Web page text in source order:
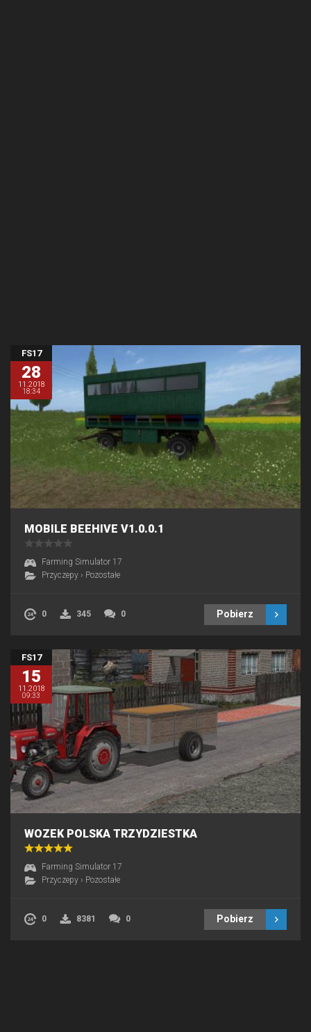
FS17
28
11.2018
18:34
MOBILE BEEHIVE V1.0.0.1
Farming Simulator 17
Przyczepy › Pozostałe
0 345 0 Pobierz
FS17
15
11.2018
09:33
WOZEK POLSKA TRZYDZIESTKA
Farming Simulator 17
Przyczepy › Pozostałe
0 8381 0 Pobierz